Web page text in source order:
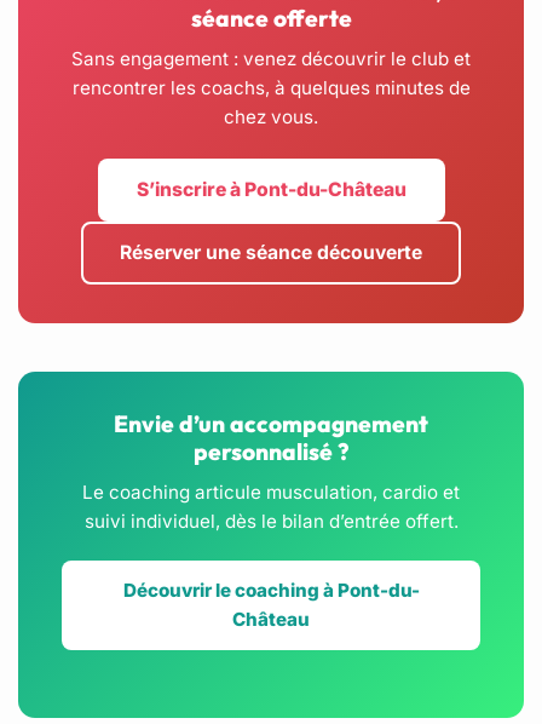
séance offerte
Sans engagement : venez découvrir le club et
rencontrer les coachs, à quelques minutes de
chez vous.
S’inscrire à Pont-du-Château
Réserver une séance découverte
Envie d’un accompagnement
personnalisé ?
Le coaching articule musculation, cardio et
suivi individuel, dès le bilan d’entrée offert.
Découvrir le coaching à Pont-du-
Château